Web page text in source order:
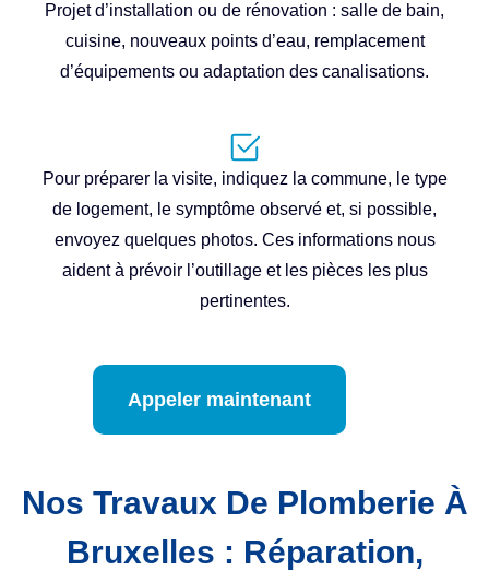
Projet d’installation ou de rénovation : salle de bain,
cuisine, nouveaux points d’eau, remplacement
d’équipements ou adaptation des canalisations.
Pour préparer la visite, indiquez la commune, le type
de logement, le symptôme observé et, si possible,
envoyez quelques photos. Ces informations nous
aident à prévoir l’outillage et les pièces les plus
pertinentes.
Appeler maintenant
Nos Travaux De Plomberie À
Bruxelles : Réparation,